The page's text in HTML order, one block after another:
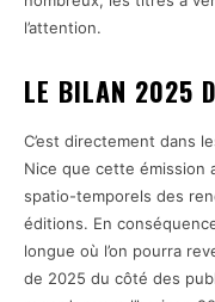
l’attention.
LE BILAN 2025
C’est directement dans
Nice que cette émission
spatio-temporels des
éditions. En
longue où l’on pourra
de 2025 du côté des